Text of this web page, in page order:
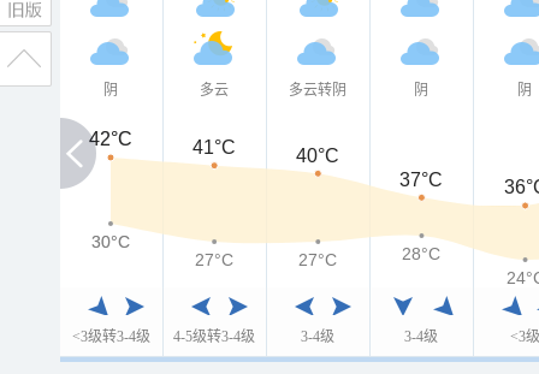
阴
<3级转3-4级
多云
4-5级转3-4级
多云转阴
3-4级
阴
3-4级
阴
<3级
42°C
42°C 41°C
40°C
37°C
30°C
30°C
27°C
27°C
28°C